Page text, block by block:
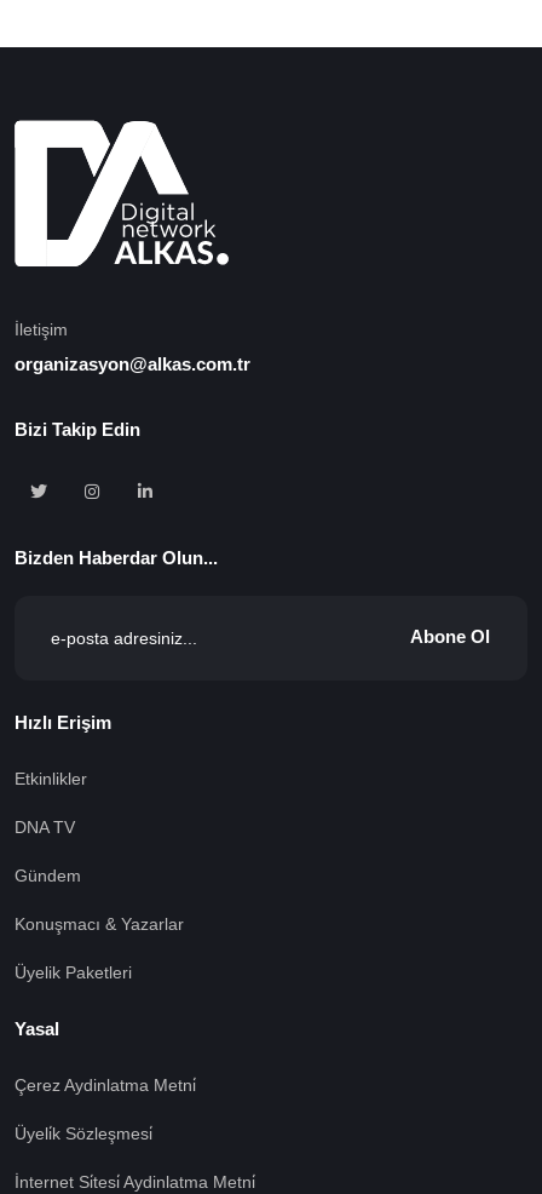
İletişim
organizasyon@alkas.com.tr
Bizi Takip Edin
Bizden Haberdar Olun...
Abone Ol
Hızlı Erişim
Etkinlikler
DNA TV
Gündem
Konuşmacı & Yazarlar
Üyelik Paketleri
Yasal
Çerez Aydinlatma Metni̇
Üyeli̇k Sözleşmesi̇
İnternet Si̇tesi̇ Aydinlatma Metni̇